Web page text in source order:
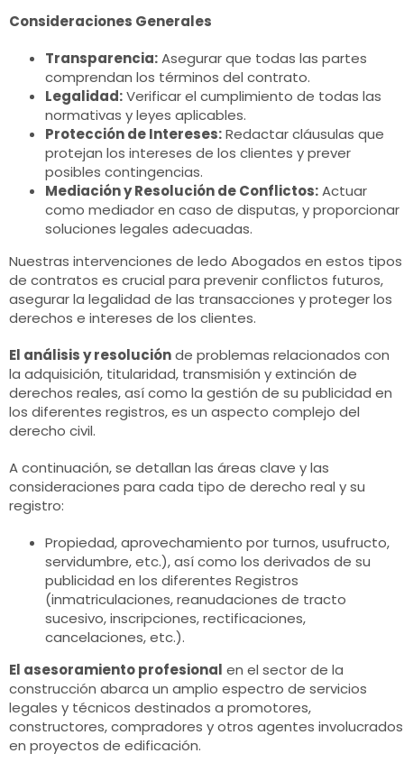
Consideraciones Generales
Transparencia:Asegurar que todas las partes
comprendan los términos del contrato.
Legalidad:Verificar el cumplimiento de todas las
normativas y leyes aplicables.
Protección de Intereses:Redactar cláusulas que
protejan los intereses de los clientes y prever
posibles contingencias.
Mediación y Resolución de Conflictos:Actuar
como mediador en caso de disputas, y proporcionar
soluciones legales adecuadas.
Nuestras intervenciones de ledo Abogados en estos tipos
de contratos es crucial para prevenir conflictos futuros,
asegurar la legalidad de las transacciones y proteger los
derechos e intereses de los clientes.
El análisis y resoluciónde problemas relacionados con
la adquisición, titularidad, transmisión y extinción de
derechos reales, así como la gestión de su publicidad en
los diferentes registros, es un aspecto complejo del
derecho civil.
A continuación, se detallan las áreas clave y las
consideraciones para cada tipo de derecho real y su
registro:
Propiedad, aprovechamiento por turnos, usufructo,
servidumbre, etc.), así como los derivados de su
publicidad en los diferentes Registros
(inmatriculaciones, reanudaciones de tracto
sucesivo, inscripciones, rectificaciones,
cancelaciones, etc.).
El asesoramiento profesional en el sector de la
construcción abarca un amplio espectro de servicios
legales y técnicos destinados a promotores,
constructores, compradores y otros agentes involucrados
en proyectos de edificación.